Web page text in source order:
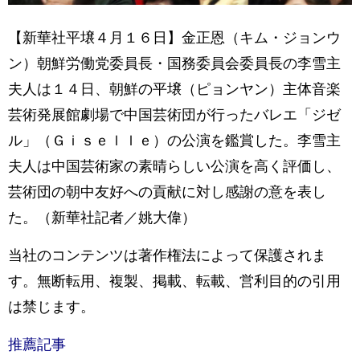
【新華社平壌４月１６日】金正恩（キム・ジョンウ
ン）朝鮮労働党委員長・国務委員会委員長の李雪主
夫人は１４日、朝鮮の平壌（ピョンヤン）主体音楽
芸術発展館劇場で中国芸術団が行ったバレエ「ジゼ
ル」（Ｇｉｓｅｌｌｅ）の公演を鑑賞した。李雪主
夫人は中国芸術家の素晴らしい公演を高く評価し、
芸術団の朝中友好への貢献に対し感謝の意を表し
た。（新華社記者／姚大偉）
当社のコンテンツは著作権法によって保護されま
す。無断転用、複製、掲載、転載、営利目的の引用
は禁じます。
推薦記事